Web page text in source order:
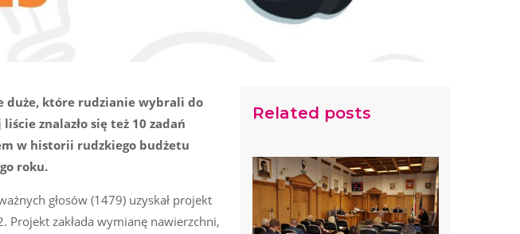
duże, które rudzianie wybrali do
znalazło się też 10 zadań
w historii rudzkiego budżetu
roku.
głosów (1479) uzyskał projekt
Projekt zakłada wymianę nawierzchni,
Related posts